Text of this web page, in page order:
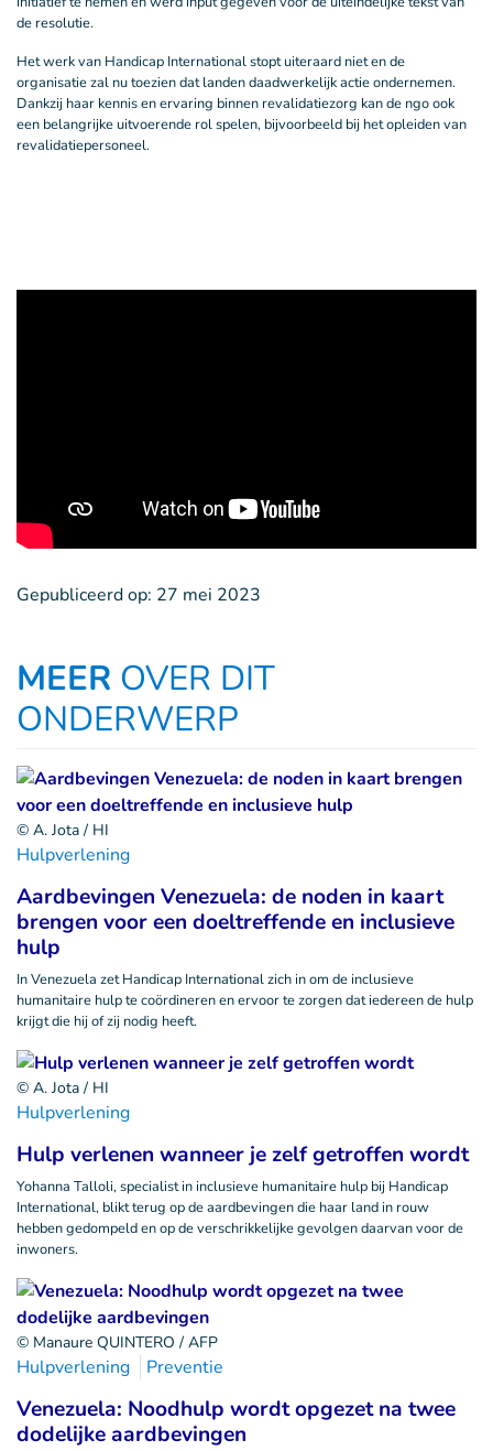
de resolutie.
Het werk van Handicap International stopt uiteraard niet en de
organisatie zal nu toezien dat landen daadwerkelijk actie ondernemen.
Dankzij haar kennis en ervaring binnen revalidatiezorg kan de ngo ook
een belangrijke uitvoerende rol spelen, bijvoorbeeld bij het opleiden van
revalidatiepersoneel.
Gepubliceerd op: 27 mei 2023
MEER OVER DIT
ONDERWERP
© A. Jota / HI
Hulpverlening
Aardbevingen Venezuela: de noden in kaart
brengen voor een doeltreffende en inclusieve
hulp
In Venezuela zet Handicap International zich in om de inclusieve
humanitaire hulp te coördineren en ervoor te zorgen dat iedereen de hulp
krijgt die hij of zij nodig heeft.
© A. Jota / HI
Hulpverlening
Hulp verlenen wanneer je zelf getroffen wordt
Yohanna Talloli, specialist in inclusieve humanitaire hulp bij Handicap
International, blikt terug op de aardbevingen die haar land in rouw
hebben gedompeld en op de verschrikkelijke gevolgen daarvan voor de
inwoners.
© Manaure QUINTERO / AFP
Hulpverlening Preventie
Venezuela: Noodhulp wordt opgezet na twee
dodelijke aardbevingen